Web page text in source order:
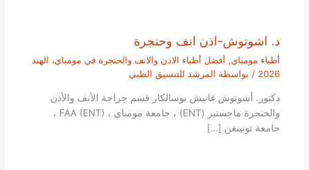
د. اشوتوش-اذن انف وحنجرة
أطباء مومباي, أفضل أطباء الاذن والانف والحنجرة في مومباي، الهند
2026 / بواسطة المرشد للتنسيق الطبي
دكتور. أشوتوش غانيش بوسالكار قسم جراحة الأنف والأذن
والحنجرة ماجستير (ENT) ، جامعة مومباي ، FAA (ENT) ،
جامعة توبينغن […]